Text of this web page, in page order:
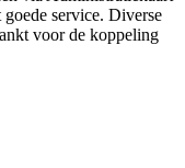
service. Diverse
voor de koppeling